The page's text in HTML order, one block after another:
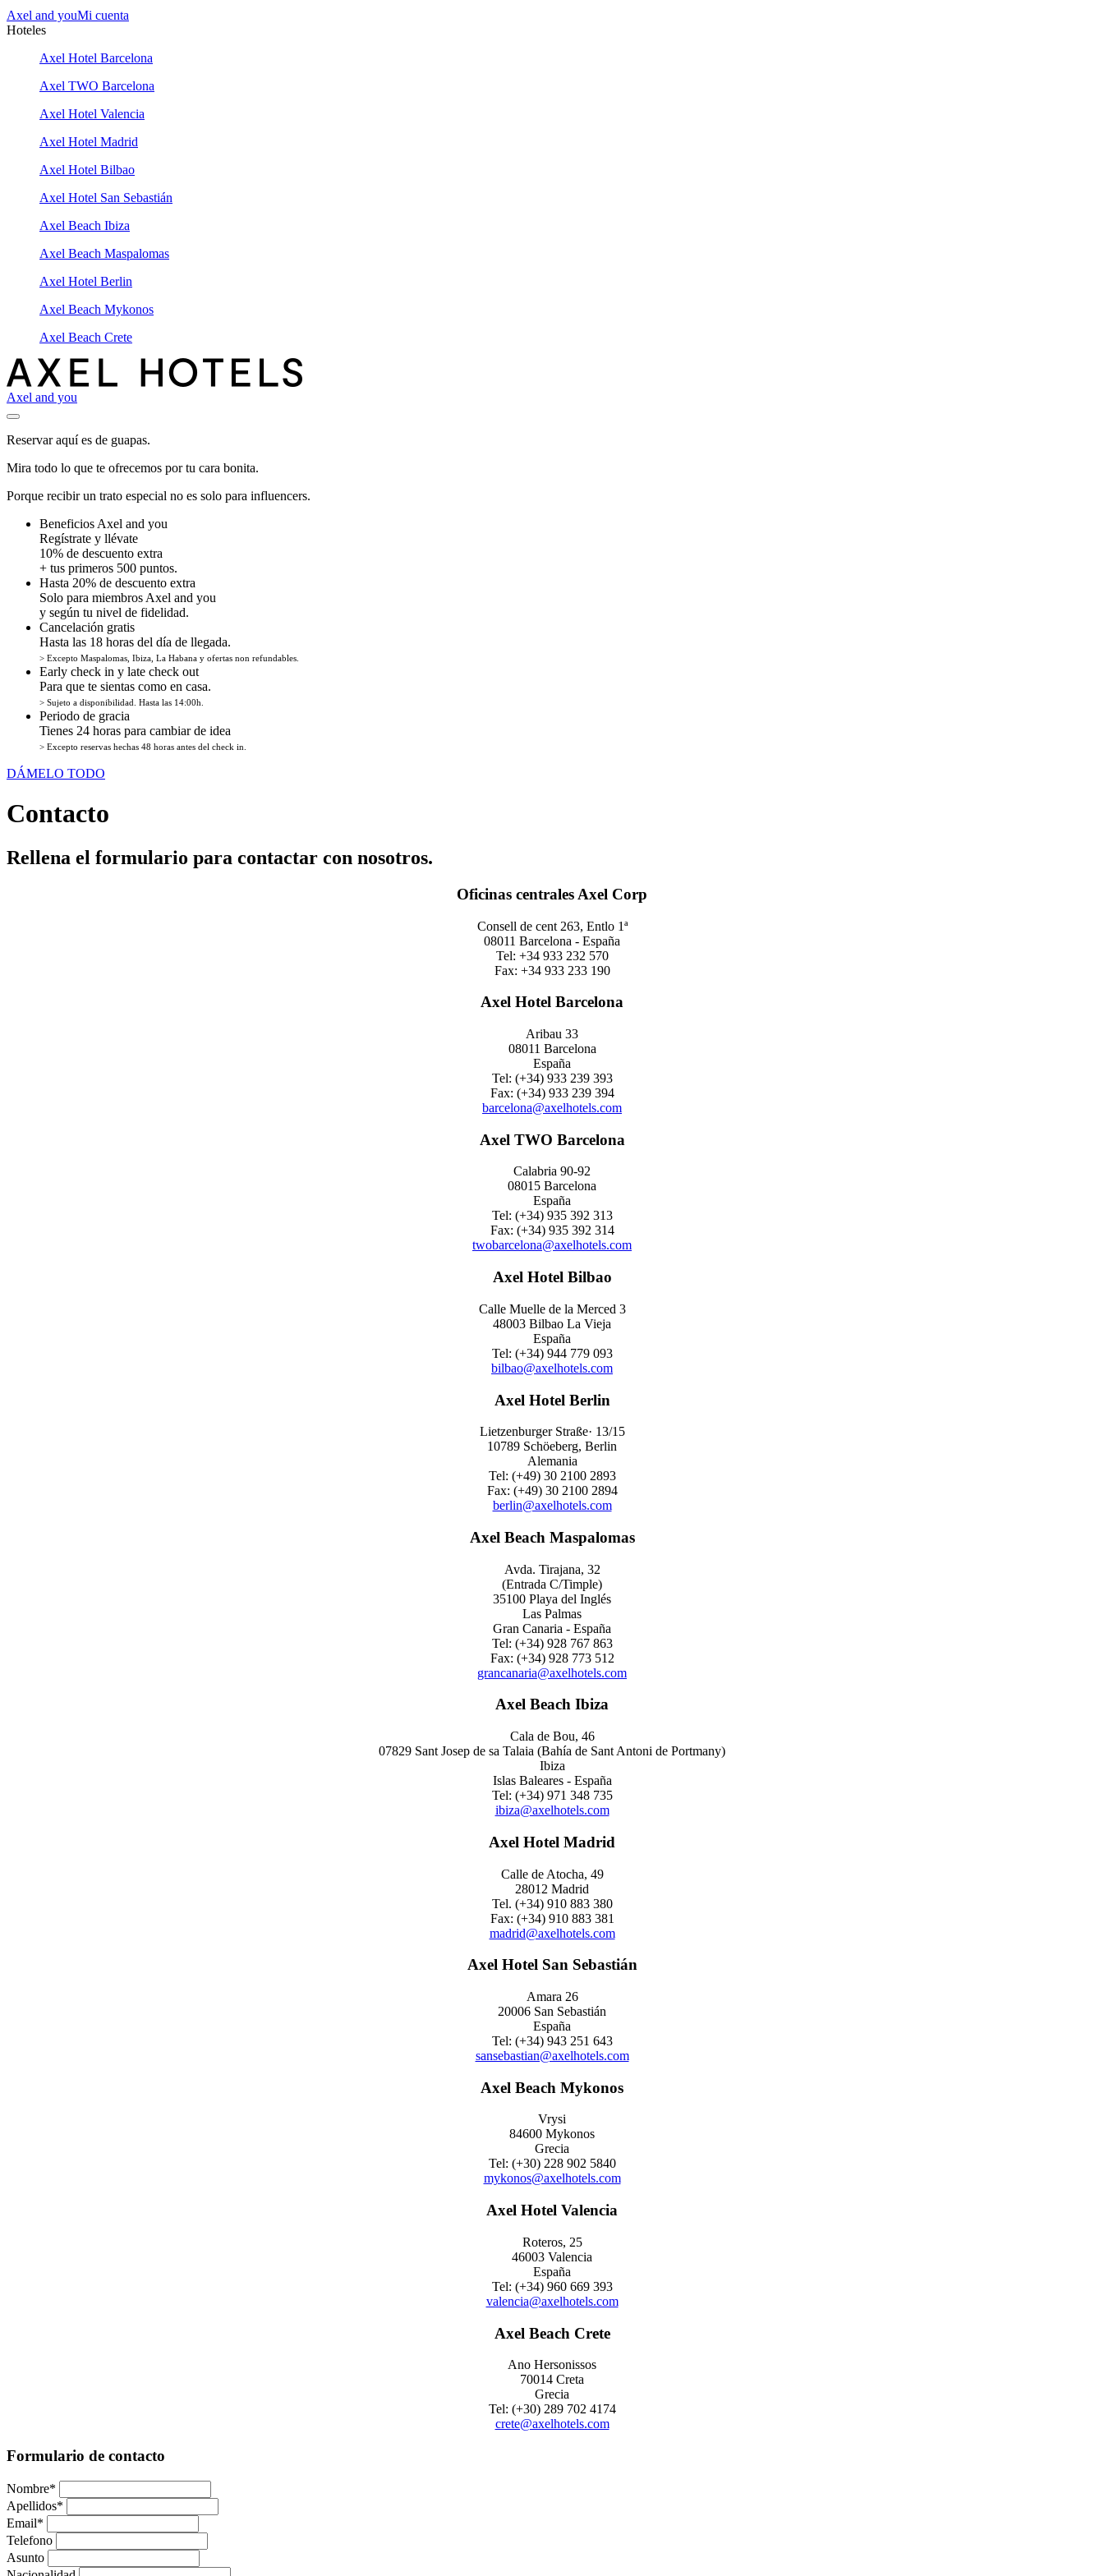
Axel and youMi cuenta
Hoteles
Axel Hotel Barcelona
Axel TWO Barcelona
Axel Hotel Valencia
Axel Hotel Madrid
Axel Hotel Bilbao
Axel Hotel San Sebastián
Axel Beach Ibiza
Axel Beach Maspalomas
Axel Hotel Berlin
Axel Beach Mykonos
Axel Beach Crete
Axel and you
Reservar aquí es de guapas.
Mira todo lo que te ofrecemos por tu cara bonita.
Porque recibir un trato especial no es solo para influencers.
Beneficios Axel and you
Regístrate y llévate
10% de descuento extra
+ tus primeros 500 puntos.
Hasta 20% de descuento extra
Solo para miembros Axel and you
y según tu nivel de fidelidad.
Cancelación gratis
Hasta las 18 horas del día de llegada.
> Excepto Maspalomas, Ibiza, La Habana y ofertas non refundables.
Early check in y late check out
Para que te sientas como en casa.
> Sujeto a disponibilidad. Hasta las 14:00h.
Periodo de gracia
Tienes 24 horas para cambiar de idea
> Excepto reservas hechas 48 horas antes del check in.
DÁMELO TODO
Contacto
Rellena el formulario para contactar con nosotros.
Oficinas centrales Axel Corp
Consell de cent 263, Entlo 1ª
08011 Barcelona - España
Tel: +34 933 232 570
Fax: +34 933 233 190
Axel Hotel Barcelona
Aribau 33
08011 Barcelona
España
Tel: (+34) 933 239 393
Fax: (+34) 933 239 394
barcelona@axelhotels.com
Axel TWO Barcelona
Calabria 90-92
08015 Barcelona
España
Tel: (+34) 935 392 313
Fax: (+34) 935 392 314
twobarcelona@axelhotels.com
Axel Hotel Bilbao
Calle Muelle de la Merced 3
48003 Bilbao La Vieja
España
Tel: (+34) 944 779 093
bilbao@axelhotels.com
Axel Hotel Berlin
Lietzenburger Straße· 13/15
10789 Schöeberg, Berlin
Alemania
Tel: (+49) 30 2100 2893
Fax: (+49) 30 2100 2894
berlin@axelhotels.com
Axel Beach Maspalomas
Avda. Tirajana, 32
(Entrada C/Timple)
35100 Playa del Inglés
Las Palmas
Gran Canaria - España
Tel: (+34) 928 767 863
Fax: (+34) 928 773 512
grancanaria@axelhotels.com
Axel Beach Ibiza
Cala de Bou, 46
07829 Sant Josep de sa Talaia (Bahía de Sant Antoni de Portmany)
Ibiza
Islas Baleares - España
Tel: (+34) 971 348 735
ibiza@axelhotels.com
Axel Hotel Madrid
Calle de Atocha, 49
28012 Madrid
Tel. (+34) 910 883 380
Fax: (+34) 910 883 381
madrid@axelhotels.com
Axel Hotel San Sebastián
Amara 26
20006 San Sebastián
España
Tel: (+34) 943 251 643
sansebastian@axelhotels.com
Axel Beach Mykonos
Vrysi
84600 Mykonos
Grecia
Tel: (+30) 228 902 5840
mykonos@axelhotels.com
Axel Hotel Valencia
Roteros, 25
46003 Valencia
España
Tel: (+34) 960 669 393
valencia@axelhotels.com
Axel Beach Crete
Ano Hersonissos
70014 Creta
Grecia
Tel: (+30) 289 702 4174
crete@axelhotels.com
Formulario de contacto
Nombre*
Apellidos*
Email*
Telefono
Asunto